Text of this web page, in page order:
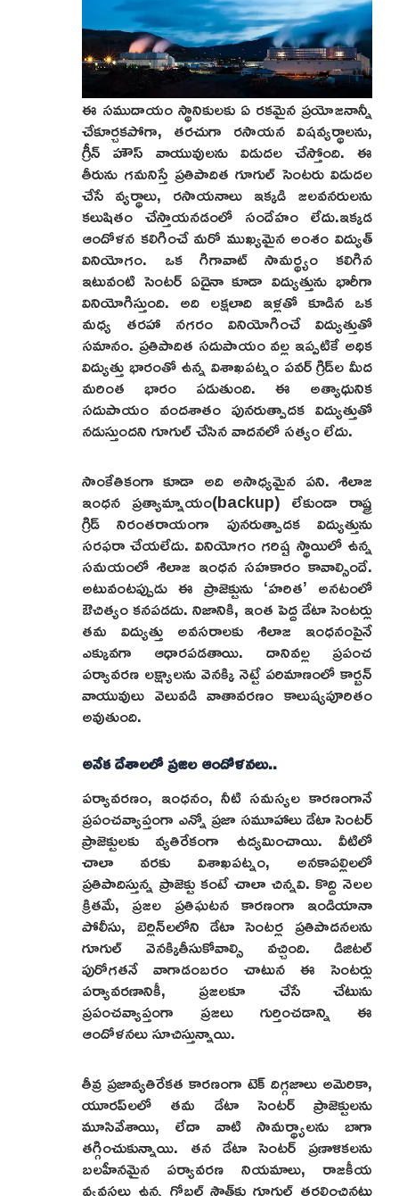
ఈ సముదాయం స్థానికులకు ఏ రకమైన ప్రయోజనాన్నీ
చేకూర్చకపోగా, తరచుగా రసాయన విషవ్యర్థాలను,
గ్రీన్ హౌస్ వాయువులను విడుదల చేస్తోంది. ఈ
తీరును గమనిస్తే ప్రతిపాదిత గూగుల్ సెంటరు విడుదల
చేసే వ్యర్థాలు, రసాయనాలు ఇక్కడి జలవనరులను
కలుషితం చేస్తాయనడంలో సందేహం లేదు.ఇక్కడ
ఆందోళన కలిగించే మరో ముఖ్యమైన అంశం విద్యుత్
వినియోగం. ఒక గిగావాట్ సామర్థ్యం కలిగిన
ఇటువంటి సెంటర్ ఏదైనా కూడా విద్యుత్తును భారీగా
వినియోగిస్తుంది. అది లక్షలాది ఇళ్లతో కూడిన ఒక
మధ్య తరహా నగరం వినియోగించే విద్యుత్తుతో
సమానం. ప్రతిపాదిత సదుపాయం వల్ల ఇప్పటికే అధిక
విద్యుత్తు భారంతో ఉన్న విశాఖపట్నం పవర్ గ్రిడ్‌ల మీద
మరింత భారం పడుతుంది. ఈ అత్యాధునిక
సదుపాయం వందశాతం పునరుత్పాదక విద్యుత్తుతో
నడుస్తుందని గూగుల్ చేసిన వాదనలో సత్యం లేదు.
సాంకేతికంగా కూడా అది అసాధ్యమైన పని. శిలాజ
ఇంధన ప్రత్యామ్నాయం(backup) లేకుండా రాష్ట్ర
గ్రిడ్ నిరంతరాయంగా పునరుత్పాదక విద్యుత్తును
సరఫరా చేయలేదు. వినియోగం గరిష్ట స్థాయిలో ఉన్న
సమయంలో శిలాజ ఇంధన సహకారం కావాల్సిందే.
అటువంటప్పుడు ఈ ప్రాజెక్టును ‘హరిత’ అనటంలో
ఔచిత్యం కనపడదు. నిజానికి, ఇంత పెద్ద డేటా సెంటర్లు
తమ విద్యుత్తు అవసరాలకు శిలాజ ఇంధనంపైనే
ఎక్కువగా ఆధారపడతాయి. దానివల్ల ప్రపంచ
పర్యావరణ లక్ష్యాలను వెనక్కి నెట్టే పరిమాణంలో కార్బన్
వాయువులు వెలువడి వాతావరణం కాలుష్యపూరితం
అవుతుంది.
అనేక దేశాలలో ప్రజల ఆందోళనలు..
పర్యావరణం, ఇంధనం, నీటి సమస్యల కారణంగానే
ప్రపంచవ్యాప్తంగా ఎన్నో ప్రజా సమూహాలు డేటా సెంటర్
ప్రాజెక్టులకు వ్యతిరేకంగా ఉద్యమించాయి. వీటిలో
చాలా వరకు విశాఖపట్నం, అనకాపల్లిలలో
ప్రతిపాదిస్తున్న ప్రాజెక్టు కంటే చాలా చిన్నవి. కొద్ది నెలల
క్రితమే, ప్రజల ప్రతిఘటన కారణంగా ఇండియానా
పోలీసు, బెర్లిన్‌లలోని డేటా సెంటర్ల ప్రతిపాదనలను
గూగుల్ వెనక్కితీసుకోవాల్సి వచ్చింది. డిజిటల్
పురోగతనే వాగాడంబరం చాటున ఈ సెంటర్లు
పర్యావరణానికీ, ప్రజలకూ చేసే చేటును
ప్రపంచవ్యాప్తంగా ప్రజలు గుర్తించడాన్ని ఈ
ఆందోళనలు సూచిస్తున్నాయి.
తీవ్ర ప్రజావ్యతిరేకత కారణంగా టెక్ దిగ్గజాలు అమెరికా,
యూరప్‌లలో తమ డేటా సెంటర్ ప్రాజెక్టులను
మూసివేశాయి, లేదా వాటి సామర్థ్యాలను బాగా
తగ్గించుకున్నాయి. తన డేటా సెంటర్ ప్రణాళికలను
బలహీనమైన పర్యావరణ నియమాలు, రాజకీయ
వ్యవస్థలు ఉన్న గ్లోబల్ సౌత్‌కు గూగుల్ తరలించినట్లు